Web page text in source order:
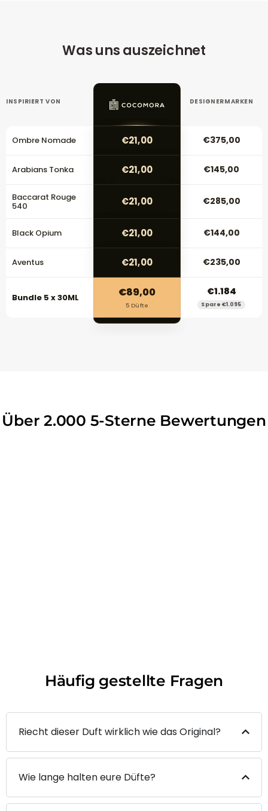
Was uns auszeichnet
INSPIRIERT VON DESIGNERMARKEN
Ombre Nomade €21,00 €375,00
Arabians Tonka €21,00 €145,00
Baccarat Rouge
540 €21,00 €285,00
Black Opium €21,00 €144,00
Aventus €21,00 €235,00
Bundle 5 x 30ML €89,00
5 Düfte
€1.184
Spare €1.095
Über 2.000 5-Sterne Bewertungen
Häufig gestellte Fragen
Riecht dieser Duft wirklich wie das Original?
Wie lange halten eure Düfte?